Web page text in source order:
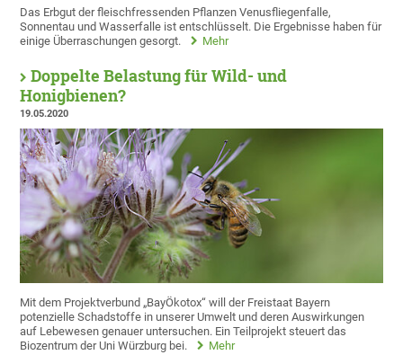
Das Erbgut der fleischfressenden Pflanzen Venusfliegenfalle,
Sonnentau und Wasserfalle ist entschlüsselt. Die Ergebnisse haben für
einige Überraschungen gesorgt.
Mehr
Doppelte Belastung für Wild- und
Honigbienen?
19.05.2020
Mit dem Projektverbund „BayÖkotox“ will der Freistaat Bayern
potenzielle Schadstoffe in unserer Umwelt und deren Auswirkungen
auf Lebewesen genauer untersuchen. Ein Teilprojekt steuert das
Biozentrum der Uni Würzburg bei.
Mehr